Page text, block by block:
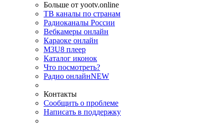
Больше от yootv.online
ТВ каналы по странам
Радиоканалы России
Вебкамеры онлайн
Караоке онлайн
M3U8 плеер
Каталог иконок
Что посмотреть?
Радио онлайнNEW
Контакты
Сообщить о проблеме
Написать в поддержку